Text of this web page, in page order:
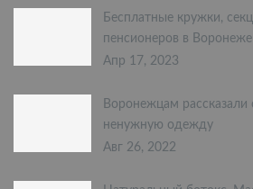
Бесплатные кружки,
пенсионеров в Воронеже
Апр 17, 2023
Воронежцам рассказали
ненужную одежду
Авг 26, 2022